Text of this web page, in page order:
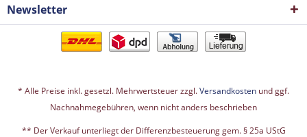
Newsletter
* Alle Preise inkl. gesetzl. Mehrwertsteuer zzgl.Versandkosten und ggf.
Nachnahmegebühren, wenn nicht anders beschrieben
** Der Verkauf unterliegt der Differenzbesteuerung gem. § 25a UStG